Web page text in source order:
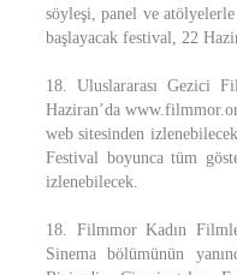
söyleşi, panel ve
başlayacak festival, 22
18. Uluslararası Gezici
Haziran’da
web sitesinden
Festival boyunca tüm
izlenebilecek.
18. Filmmor Kadın
Sinema bölümünün